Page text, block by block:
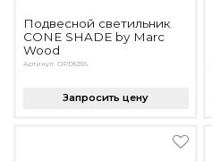
Все категории товаров
Бренды
Подвесной светильник
CONE SHADE by Marc
Wood
Артикул: OPD5356
Запросить цену